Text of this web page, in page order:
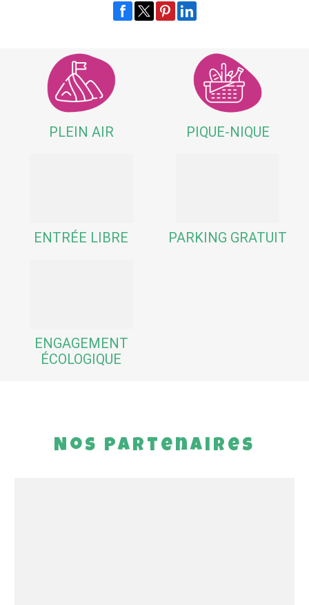
PLEIN AIR PIQUE-NIQUE
ENTRÉE LIBRE PARKING GRATUIT
ENGAGEMENT
ÉCOLOGIQUE
Nos partenaires